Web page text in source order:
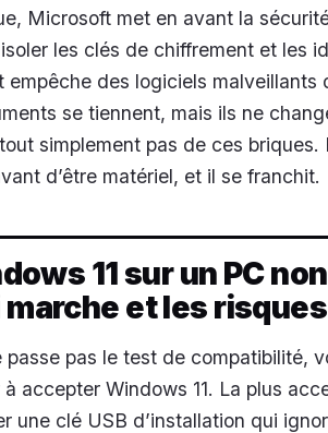
Microsoft met en avant la
les clés de chiffrement et les
empêche des logiciels malveillants
se tiennent, mais ils ne
simplement pas de ces briques.
d’être matériel, et il se franchit.
11 sur un PC
et les risques
passe pas le test de compatibilité,
accepter Windows 11. La plus
une clé USB d’installation qui